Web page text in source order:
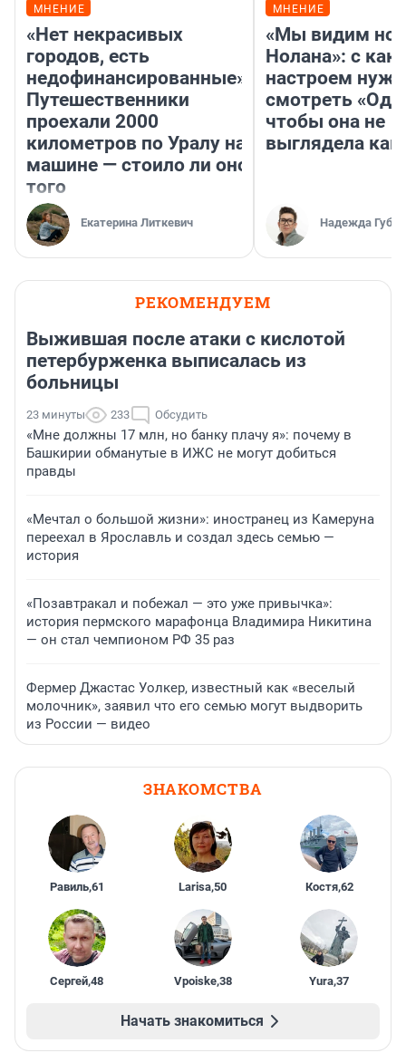
МНЕНИЕ
«Нет некрасивых
городов, есть
недофинансированные».
Путешественники
проехали 2000
километров по Уралу на
машине — стоило ли оно
того
Екатерина Литкевич
МНЕНИЕ
«Мы видим
Нолана»: с
настроем
смотреть
чтобы она не
выглядела как
Надежда
РЕКОМЕНДУЕМ
Выжившая после атаки с кислотой
петербурженка выписалась из
больницы
23 минуты 233 Обсудить
«Мне должны 17 млн, но банку плачу я»: почему в
Башкирии обманутые в ИЖС не могут добиться
правды
«Мечтал о большой жизни»: иностранец из Камеруна
переехал в Ярославль и создал здесь семью —
история
«Позавтракал и побежал — это уже привычка»:
история пермского марафонца Владимира Никитина
— он стал чемпионом РФ 35 раз
Фермер Джастас Уолкер, известный как «веселый
молочник», заявил что его семью могут выдворить
из России — видео
ЗНАКОМСТВА
Равиль,61 Larisa,50 Костя,62
Сергей,48 Vpoiske,38 Yura,37
Начать знакомиться